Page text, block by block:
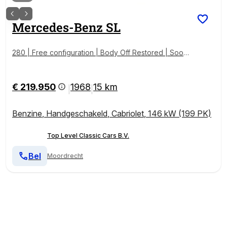
Mercedes-Benz SL
280 | Free configuration | Body Off Restored | Soon
€ 219.950 1968 15 km
Benzine, Handgeschakeld, Cabriolet, 146 kW (199 PK)
Top Level Classic Cars B.V.
Moordrecht
Bel